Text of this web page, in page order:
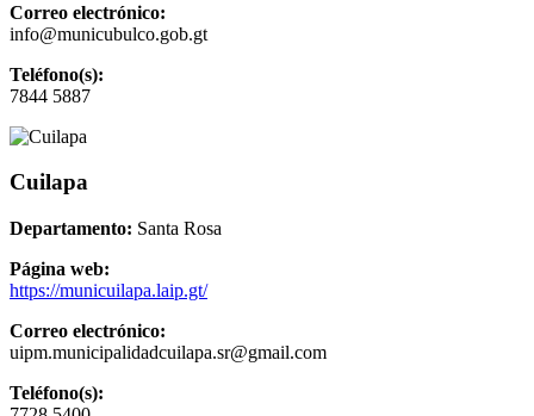
Correo electrónico:
info@municubulco.gob.gt
Teléfono(s):
7844 5887
Cuilapa
Departamento: Santa Rosa
Página web:
https://municuilapa.laip.gt/
Correo electrónico:
uipm.municipalidadcuilapa.sr@gmail.com
Teléfono(s):